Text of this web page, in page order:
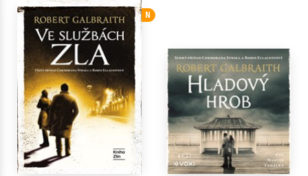
Young adult (SK)
Zahraniční literatura
Všechny tituly
N